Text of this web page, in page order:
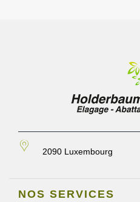
2090 Luxembourg
NOS SERVICES